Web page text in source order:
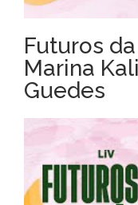
Futuros
Marina
Guedes